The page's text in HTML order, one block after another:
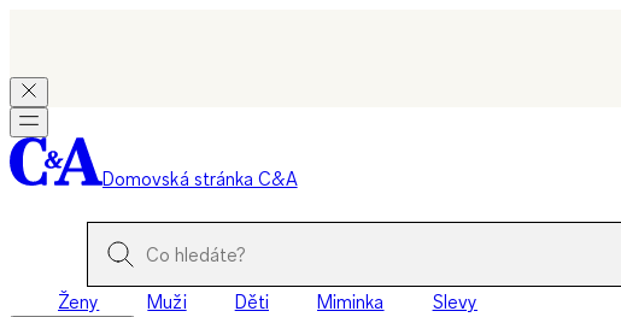
Domovská stránka C&A
Ženy Muži Děti Miminka Slevy